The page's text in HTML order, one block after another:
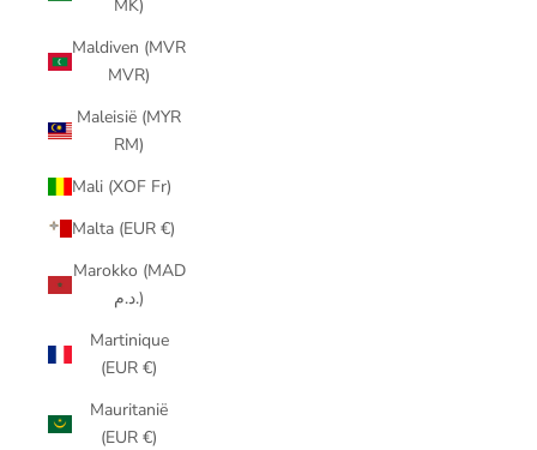
MK)
Maldiven (MVR
MVR)
Maleisië (MYR
RM)
Mali (XOF Fr)
Malta (EUR €)
Marokko (MAD
د.م.)
Martinique
(EUR €)
Mauritanië
(EUR €)